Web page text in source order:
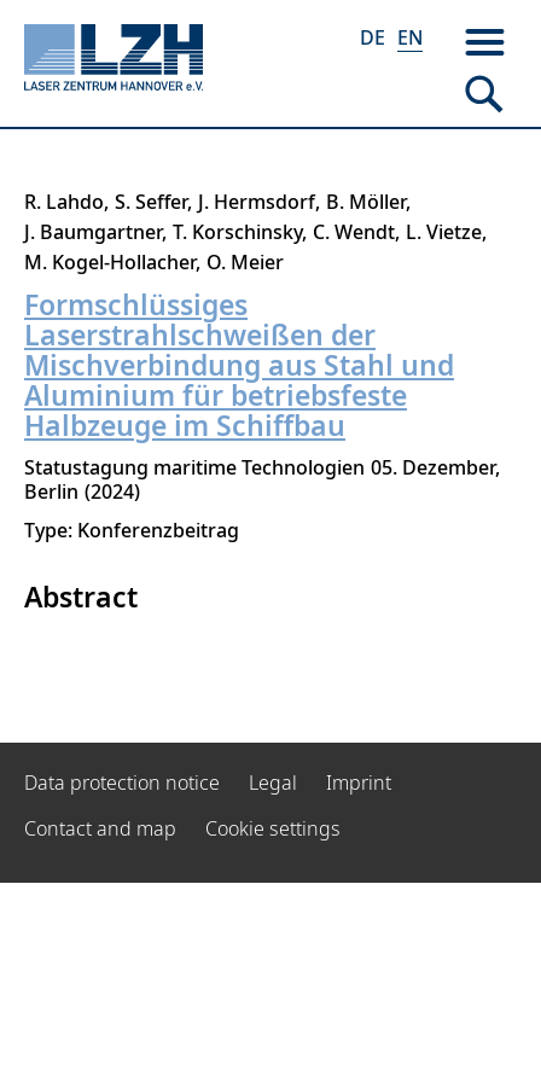
Skip
main
content
DE EN
R. Lahdo S. Seffer J. Hermsdorf B. Möller
J. Baumgartner T. Korschinsky C. Wendt L. Vietze
M. Kogel-Hollacher O. Meier
Formschlüssiges
Laserstrahlschweißen der
Mischverbindung aus Stahl und
Aluminium für betriebsfeste
Halbzeuge im Schiffbau
Statustagung maritime Technologien 05. Dezember
Berlin 2024
Type: Konferenzbeitrag
Abstract
Data protection notice Legal
Imprint
Contact and map
Cookie settings